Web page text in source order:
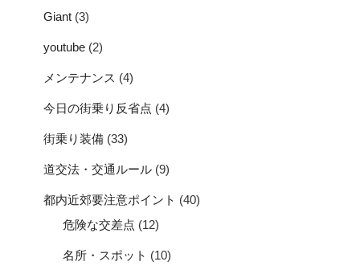
Giant (3)
youtube (2)
メンテナンス (4)
今日の街乗り反省点 (4)
街乗り装備 (33)
道交法・交通ルール (9)
都内近郊要注意ポイント (40)
危険な交差点 (12)
名所・スポット (10)